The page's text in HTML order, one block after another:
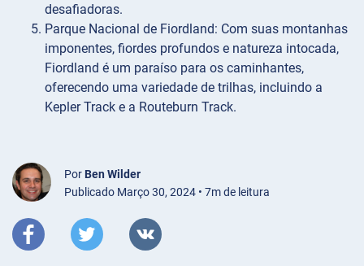
desafiadoras.
Parque Nacional de Fiordland: Com suas montanhas
imponentes, fiordes profundos e natureza intocada,
Fiordland é um paraíso para os caminhantes,
oferecendo uma variedade de trilhas, incluindo a
Kepler Track e a Routeburn Track.
Por Ben Wilder
Publicado Março 30, 2024 • 7m de leitura